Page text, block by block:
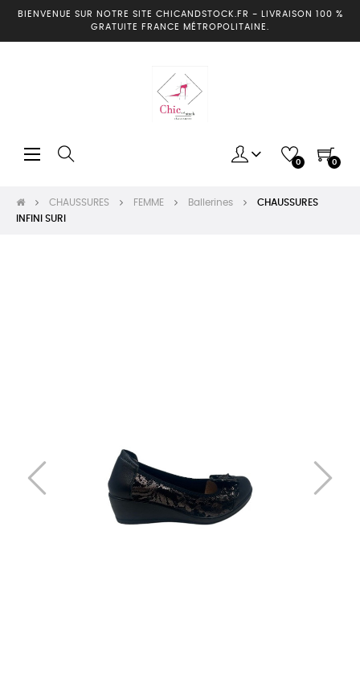
BIENVENUE SUR NOTRE SITE CHICANDSTOCK.FR -
LIVRAISON 100 %
GRATUITE FRANCE MÉTROPOLITAINE.
Basculer
☰ 0 0
CHAUSSURES FEMME Ballerines
CHAUSSURES
INFINI SURI